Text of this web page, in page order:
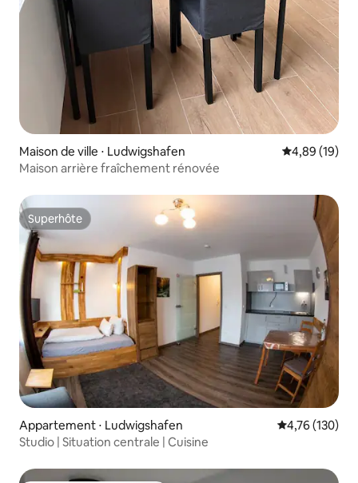
Maison de ville ⋅ Ludwigshafen Évaluation
4,89 (19)
Maison arrière fraîchement rénovée
Superhôte
Superhôte
Appartement ⋅ Ludwigshafen Évaluation
4,76 (130)
Studio | Situation centrale | Cuisine